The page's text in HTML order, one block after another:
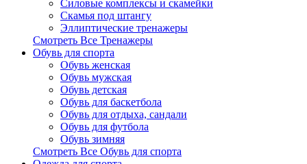
Силовые комплексы и скамейки
Скамья под штангу
Эллиптические тренажеры
Смотреть Все Тренажеры
Обувь для спорта
Обувь женская
Обувь мужская
Обувь детская
Обувь для баскетбола
Обувь для отдыха, сандали
Обувь для футбола
Обувь зимняя
Смотреть Все Обувь для спорта